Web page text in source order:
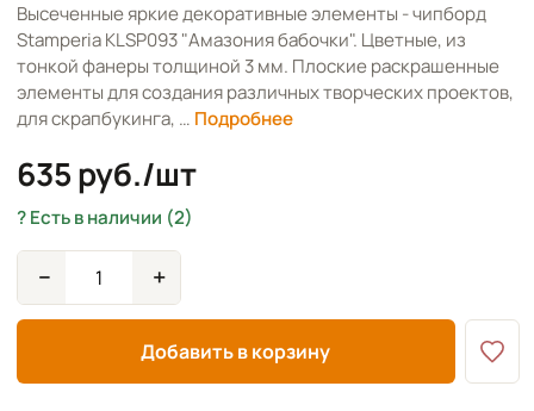
Высеченные яркие декоративные элементы - чипборд
Stamperia KLSP093 "Амазония бабочки". Цветные, из
тонкой фанеры толщиной 3 мм. Плоские раскрашенные
элементы для создания различных творческих проектов,
для скрапбукинга, … Подробнее
635 руб./шт
Есть в наличии (2)
− +
Добавить в корзину